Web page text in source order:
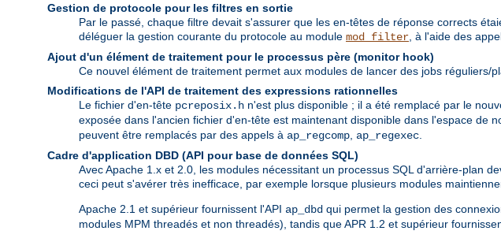
Gestion de protocole pour les filtres en sortie
Par le passé, chaque filtre devait s'assurer que les en-têtes de réponse corrects
déléguer la gestion courante du protocole au module mod_filter , à l'aide des
Ajout d'un élément de traitement pour le processus père (monitor hook)
Ce nouvel élément de traitement permet aux modules de lancer des jobs réguliers/
Modifications de l'API de traitement des expressions rationnelles
Le fichier d'en-tête pcreposix.h n'est plus disponible ; il a été remplacé par le
exposée dans l'ancien fichier d'en-tête est maintenant disponible dans l'espace de
peuvent être remplacés par des appels à ap_regcomp ap_regexec
Cadre d'application DBD (API pour base de données SQL)
Avec Apache 1.x et 2.0, les modules nécessitant un processus SQL d'arrière-plan
ceci peut s'avérer très inefficace, par exemple lorsque plusieurs modules
Apache 2.1 et supérieur fournissent l'API ap_dbd qui permet la gestion des
modules MPM threadés et non threadés), tandis que APR 1.2 et supérieur